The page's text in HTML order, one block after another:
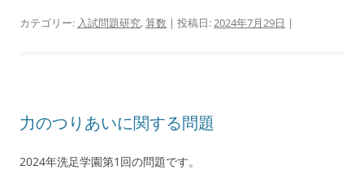
カテゴリー: 入試問題研究,算数 | 投稿日:2024年7月29日 |
力のつりあいに関する問題
2024年洗足学園第1回の問題です。